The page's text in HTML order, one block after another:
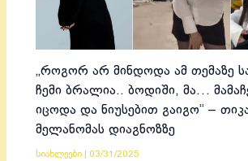
„როგორ არ მინდოდა ამ თემაზე
ჩემი ბრალია.. ბოდიში, მა…
იცოდა და ნიუსებით გაიგო“ –
მელანომას დიაგნოზზე
სიახლეები 03/31/2025